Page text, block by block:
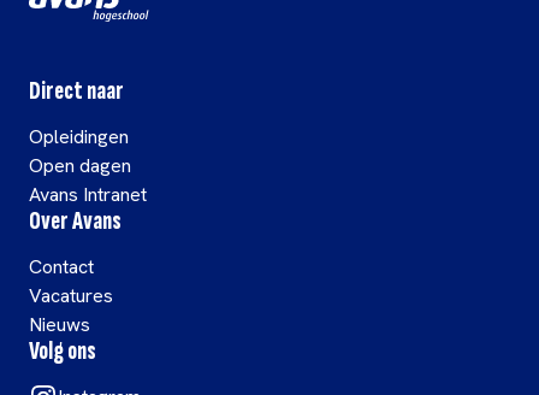
Direct naar
Opleidingen
Open dagen
Avans Intranet
Over Avans
Contact
Vacatures
Nieuws
Volg ons